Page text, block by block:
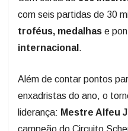
troféus, medalhase
internacional.
enxadristas do ano, o
liderança:Mestre Alfeu
campeão do Circuito
de destaque.